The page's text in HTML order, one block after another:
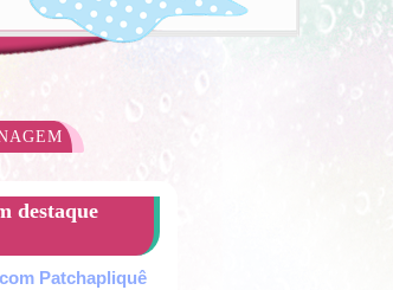
destaque
Patchapliquê